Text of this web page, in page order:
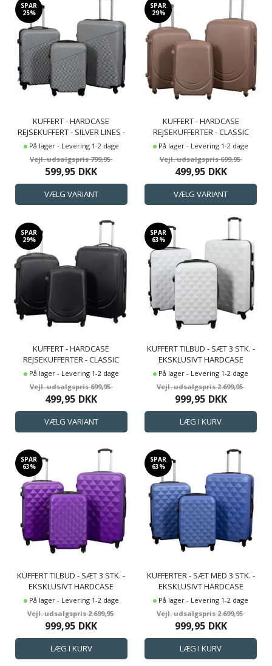
SPAR
25%
KUFFERT - HARDCASE
REJSEKUFFERT - SILVER LINES -
LETVÆGTS KUFFERT
På lager - Levering 1-2 dage
799,95
599,95 DKK
SPAR
29%
KUFFERT - HARDCASE
REJSEKUFFERTER - CLASSIC
MOCCA - LETVÆGTS KUFFERT
På lager - Levering 1-2 dage
699,95
499,95 DKK
SPAR
29%
KUFFERT - HARDCASE
REJSEKUFFERTER - CLASSIC
SORT - LETVÆGTS KUFFERTER
På lager - Levering 1-2 dage
699,95
499,95 DKK
SPAR
63%
KUFFERT TILBUD - SÆT 3 STK. -
EKSKLUSIVT HARDCASE
KUFFERTSÆT TILBUD -
DIAMANT HVID
På lager - Levering 1-2 dage
2.699,95
999,95 DKK
SPAR
63%
KUFFERT TILBUD - SÆT 3 STK. -
EKSKLUSIVT HARDCASE
KUFFERTSÆT TILBUD -
DIAMANT LILLA
På lager - Levering 1-2 dage
2.699,95
999,95 DKK
SPAR
63%
KUFFERTER - SÆT MED 3 STK. -
EKSKLUSIVT HARDCASE
KUFFERTSÆT TILBUD -
DIAMANT BLÅ
På lager - Levering 1-2 dage
2.699,95
999,95 DKK